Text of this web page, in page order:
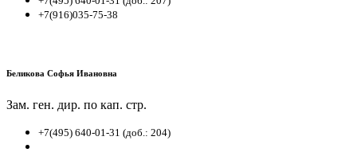
+7(916)035-75-38
Беликова Софья Ивановна
Зам. ген. дир. по кап. стр.
+7(495) 640-01-31 (доб.: 204)